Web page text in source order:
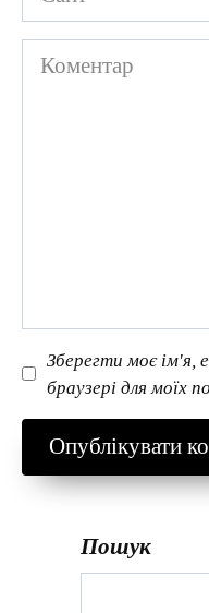
Коментар
Зберегти моє ім'я,
браузері для моїх
Пошук